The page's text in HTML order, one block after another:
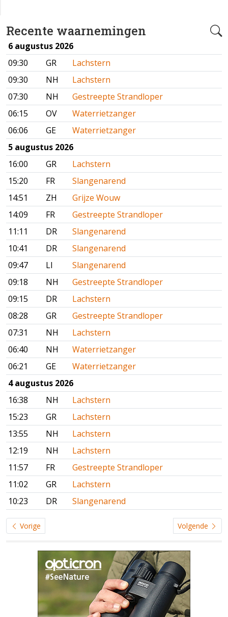
Recente waarnemingen
6 augustus 2026
09:30
GR
Lachstern
09:30
NH
Lachstern
07:30
NH
Gestreepte Strandloper
06:15
OV
Waterrietzanger
06:06
GE
Waterrietzanger
5 augustus 2026
16:00
GR
Lachstern
15:20
FR
Slangenarend
14:51
ZH
Grijze Wouw
14:09
FR
Gestreepte Strandloper
11:11
DR
Slangenarend
10:41
DR
Slangenarend
09:47
LI
Slangenarend
09:18
NH
Gestreepte Strandloper
09:15
DR
Lachstern
08:28
GR
Gestreepte Strandloper
07:31
NH
Lachstern
06:40
NH
Waterrietzanger
06:21
GE
Waterrietzanger
4 augustus 2026
16:38
NH
Lachstern
15:23
GR
Lachstern
13:55
NH
Lachstern
12:19
NH
Lachstern
11:57
FR
Gestreepte Strandloper
11:02
GR
Lachstern
10:23
DR Slangenarend
Vorige Volgende